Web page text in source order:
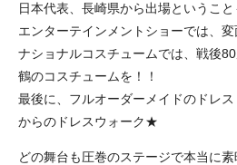
日本代表、長崎県から出場ということ
エンターテインメントショーでは、変
ナショナルコスチュームでは、戦後
鶴のコスチュームを！！
最後に、フルオーダーメイドのドレス
からのドレスウォーク★
どの舞台も圧巻のステージで本当に